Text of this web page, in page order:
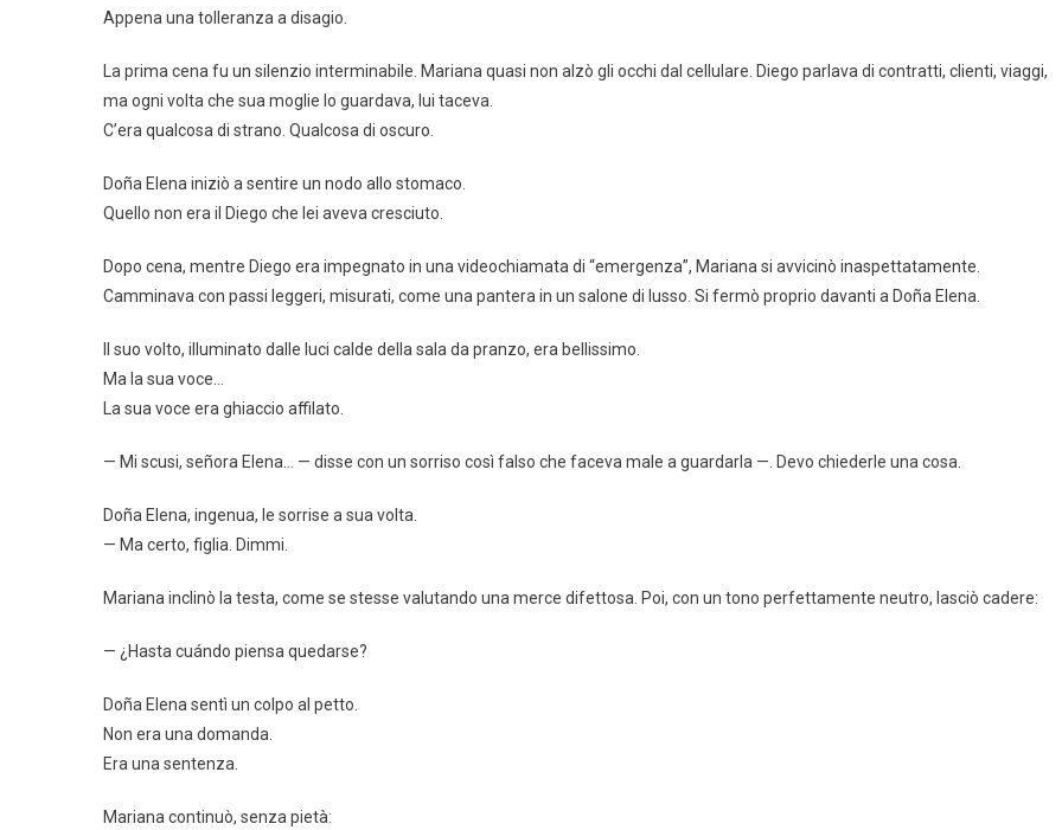
Appena una tolleranza a disagio.
La prima cena fu un silenzio interminabile. Mariana quasi non alzò gli occhi dal cellulare. Diego parlava di contratti, clienti, viaggi,
ma ogni volta che sua moglie lo guardava, lui taceva.
C’era qualcosa di strano. Qualcosa di oscuro.
Doña Elena iniziò a sentire un nodo allo stomaco.
Quello non era il Diego che lei aveva cresciuto.
Dopo cena, mentre Diego era impegnato in una videochiamata di “emergenza”, Mariana si avvicinò inaspettatamente.
Camminava con passi leggeri, misurati, come una pantera in un salone di lusso. Si fermò proprio davanti a Doña Elena.
Il suo volto, illuminato dalle luci calde della sala da pranzo, era bellissimo.
Ma la sua voce…
La sua voce era ghiaccio affilato.
— Mi scusi, señora Elena… — disse con un sorriso così falso che faceva male a guardarla —. Devo chiederle una cosa.
Doña Elena, ingenua, le sorrise a sua volta.
— Ma certo, figlia. Dimmi.
Mariana inclinò la testa, come se stesse valutando una merce difettosa. Poi, con un tono perfettamente neutro, lasciò cadere:
— ¿Hasta cuándo piensa quedarse?
Doña Elena sentì un colpo al petto.
Non era una domanda.
Era una sentenza.
Mariana continuò, senza pietà: